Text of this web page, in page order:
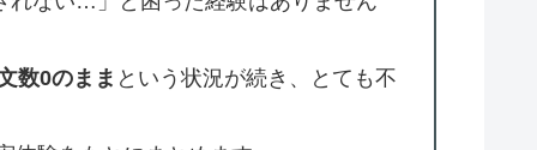
数0のまま という状況が続き、とても不